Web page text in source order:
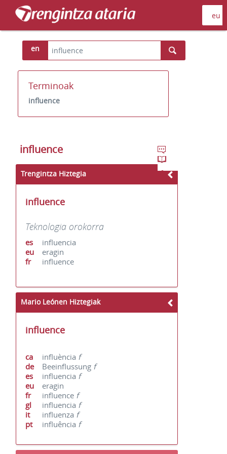
en
Terminoak
influence
influence
Trengintza Hiztegia
influence
Teknologia orokorra
es
influencia
eu
eragin
fr
influence
Mario Leónen Hiztegiak
influence
ca influència f
de
Beeinflussung f
es
influencia f
eu
eragin
fr
influence f
gl
influencia f
it
influenza f
pt
influência f